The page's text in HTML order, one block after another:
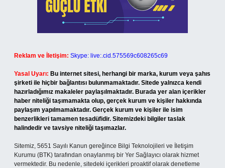
Reklam ve İletişim: Skype: live:.cid.575569c608265c69
Yasal Uyarı: Bu internet sitesi, herhangi bir marka, kurum veya şahıs
şirketi ile hiçbir bağlantısı bulunmamaktadır. Sitede yalnızca kendi
hazırladığımız makaleler paylaşılmaktadır. Burada yer alan içerikler
haber niteliği taşımamakta olup, gerçek kurum ve kişiler hakkında
paylaşım yapılmamaktadır. Gerçek kurum ve kişiler ile isim
benzerlikleri tamamen tesadüfidir. Sitemizdeki bilgiler taslak
halindedir ve tavsiye niteliği taşımazlar.
Sitemiz, 5651 Sayılı Kanun gereğince Bilgi Teknolojileri ve İletişim
Kurumu (BTK) tarafından onaylanmış bir Yer Sağlayıcı olarak hizmet
vermektedir. Bu nedenle, sitedeki içerikleri proaktif olarak denetleme